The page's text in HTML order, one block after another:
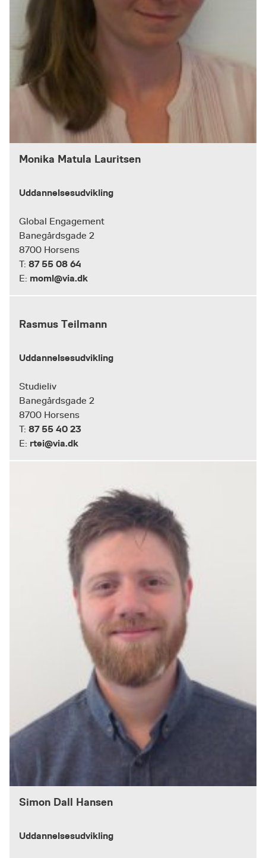
Monika Matula Lauritsen
Uddannelsesudvikling
Global Engagement
Banegårdsgade 2
8700 Horsens
T: 87 55 08 64
E: moml@via.dk
Rasmus Teilmann
Uddannelsesudvikling
Studieliv
Banegårdsgade 2
8700 Horsens
T: 87 55 40 23
E: rtei@via.dk
Simon Dall Hansen
Uddannelsesudvikling